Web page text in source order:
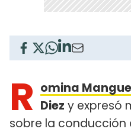
R omina
Diez y expresó
sobre la conducción